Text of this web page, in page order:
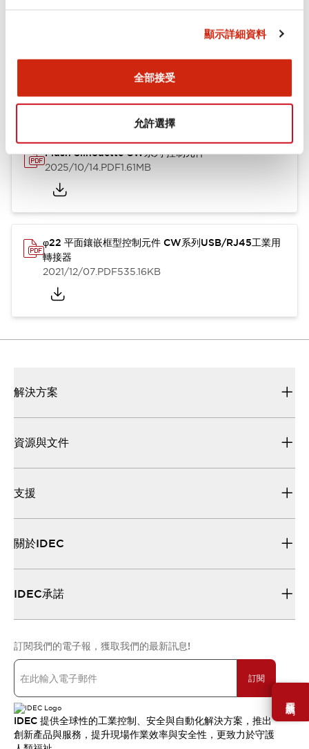
顯示詳細資料
全部接受
允許選擇
需要幫助嗎？
型錄和宣傳手冊 CAD檔 認證與標準
Flush Silhouette CW系列 控制元件
2025/10/14.PDF1.61MB
φ22 平面鑲嵌框型控制元件 CW系列USB/RJ45工業用
轉接器
2021/12/07.PDF535.16KB
解決方案
資源與文件
支援
關於IDEC
IDEC承諾
訂閱我們的電子報，獲取我們的最新訊息!
訂閱
IDEC 提供全球性的工業控制、安全與自動化解決方案，推出
創新產品與服務，提升現場作業效率與安全性，更致力於守護